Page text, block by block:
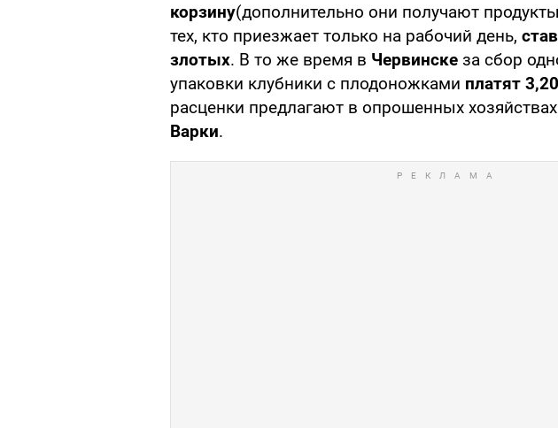
корзину(дополнительно они получают
тех, кто приезжает только на рабочий день,
злотых. В то же время в Червинске за сбор
упаковки клубники с плодоножками платят
расценки предлагают в опрошенных
Варки.